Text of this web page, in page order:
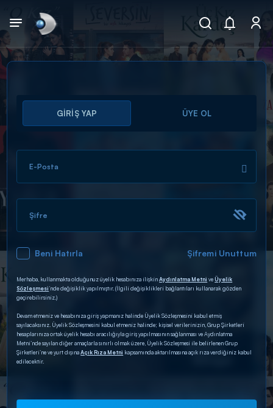
Arama
ARAMA SONUÇLARI
DİĞER SONUÇLAR
GİRİŞ YAP ÜYE OL
E-Posta
Şifre
Beni Hatırla Şifremi Unuttum
Merhaba, kullanmakta olduğunuz üyelik hesabınıza ilişkinAydınlatma Metni veÜyelik
Sözleşmesi’nde değişiklik yapılmıştır. (İlgili değişiklikleri bağlantıları kullanarak gözden
geçirebilirsiniz.)
Devam etmeniz ve hesabınıza giriş yapmanız halinde Üyelik Sözleşmesini kabul etmiş
sayılacaksınız. Üyelik Sözleşmesini kabul etmeniz halinde; kişisel verilerinizin, Grup Şirketleri
hesaplarınıza ortak üyelik hesabı aracılığıyla giriş yapılmasının sağlanması ve Aydınlatma
Metni’nde sayılan diğer amaçlarla sınırlı olmak üzere, Üyelik Sözleşmesi ile belirlenen Grup
Şirketleri’ne ve yurt dışınaAçık Rıza Metni kapsamında aktarılmasına açık rıza verdiğiniz kabul
edilecektir.